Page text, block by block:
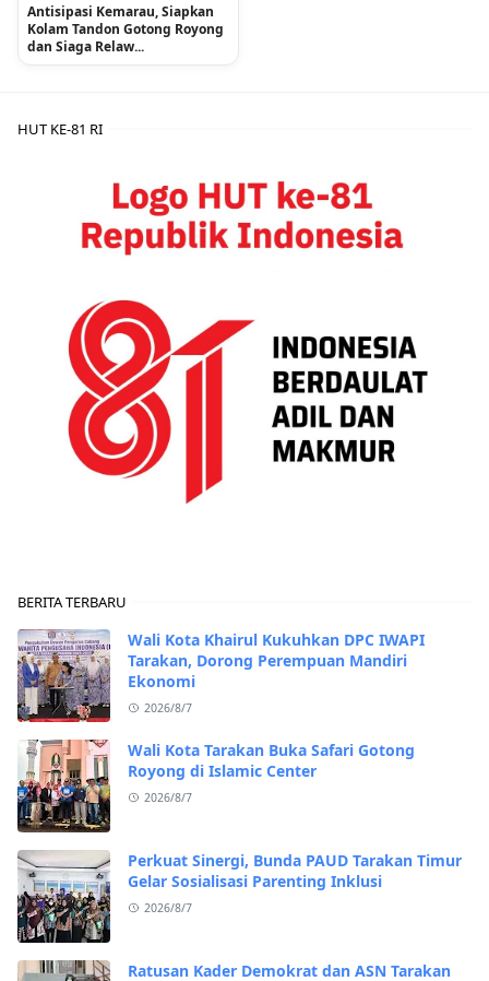
Antisipasi Kemarau, Siapkan
Kolam Tandon Gotong Royong
dan Siaga Relaw...
HUT KE-81 RI
BERITA TERBARU
Wali Kota Khairul Kukuhkan DPC IWAPI
Tarakan, Dorong Perempuan Mandiri
Ekonomi
2026/8/7
Wali Kota Tarakan Buka Safari Gotong
Royong di Islamic Center
2026/8/7
Perkuat Sinergi, Bunda PAUD Tarakan Timur
Gelar Sosialisasi Parenting Inklusi
2026/8/7
Ratusan Kader Demokrat dan ASN Tarakan